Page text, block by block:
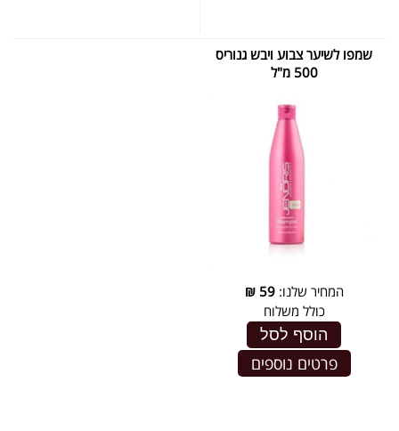
שמפו לשיער צבוע ויבש גנוריס
500 מ"ל
המחיר שלנו:59
₪
כולל משלוח
הוסף לסל
פרטים נוספים